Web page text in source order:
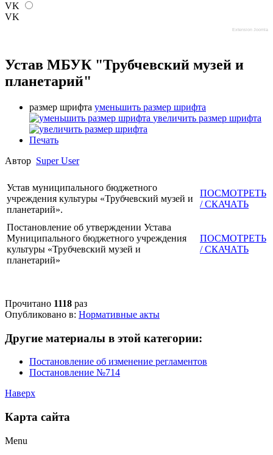
VK
VK
Extension Joomla
Устав МБУК "Трубчевский музей и
планетарий"
размер шрифта уменьшить размер шрифта
увеличить размер шрифта
Печать
Автор Super User
Устав муниципального бюджетного
учреждения культуры «Трубчевский музей и
планетарий».
ПОСМОТРЕТЬ
/ СКАЧАТЬ
Постановление об утверждении Устава
Муниципального бюджетного учреждения
культуры «Трубчевский музей и
планетарий»
ПОСМОТРЕТЬ
/ СКАЧАТЬ
Прочитано 1118 раз
Опубликовано в: Нормативные акты
Другие материалы в этой категории:
Постановление об изменение регламентов
Постановление №714
Наверх
Карта сайта
Menu